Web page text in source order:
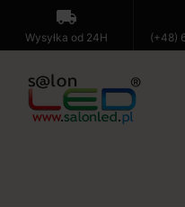
local_shipping
Wysyłka od 24H (+48)